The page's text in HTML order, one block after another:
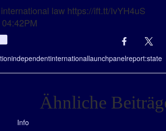
law https://ift.tt/IvYH4uS
independentinternationallaunchpanelreport:state
Ähnliche
Info